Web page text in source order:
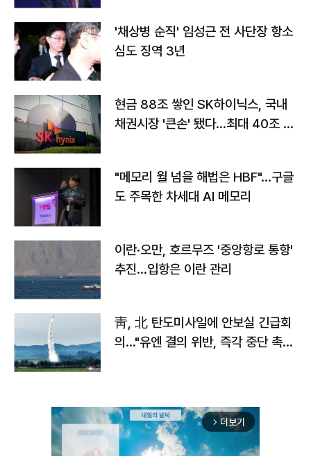
'채상병 순직' 임성근 전 사단장 항소
심도 징역 3년
현금 88조 쌓인 SK하이닉스, 국내
채권시장 '큰손' 됐다…최대 40조 투
"메모리 월 넘을 해법은 HBF"…구글
도 주목한 차세대 AI 메모리
이란·오만, 호르무즈 '중앙항로 통항'
추진…입항은 이란 관리
靑, 北 탄도미사일에 안보실 긴급회
의…"유엔 결의 위반, 즉각 중단 촉
arrow_forward_ios 더보기